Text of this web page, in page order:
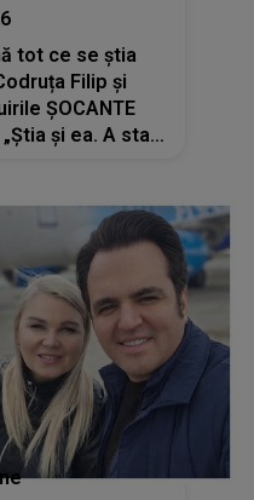
tot ce se știa
Filip și
ȘOCANTE
și ea. A stat,